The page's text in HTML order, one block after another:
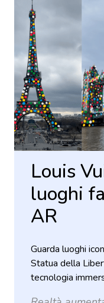
Louis
luoghi
AR
Guarda luoghi
Statua della
tecnologia